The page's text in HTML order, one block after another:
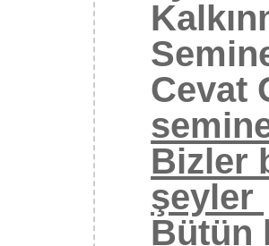
Cevat
Bizler
şeyler
Bütün